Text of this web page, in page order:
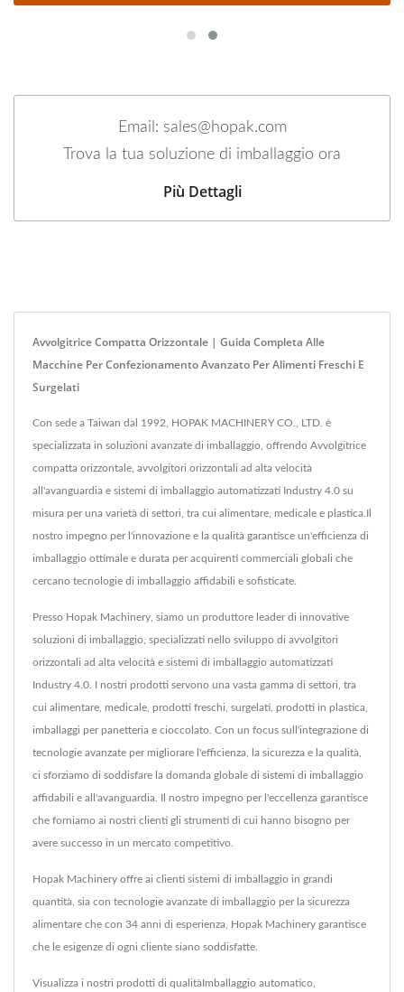
Email: sales@hopak.com
Trova la tua soluzione di imballaggio ora
Più Dettagli
Avvolgitrice Compatta Orizzontale | Guida Completa Alle
Macchine Per Confezionamento Avanzato Per Alimenti Freschi E
Surgelati
Con sede a Taiwan dal 1992, HOPAK MACHINERY CO., LTD. è
specializzata in soluzioni avanzate di imballaggio, offrendo Avvolgitrice
compatta orizzontale, avvolgitori orizzontali ad alta velocità
all'avanguardia e sistemi di imballaggio automatizzati Industry 4.0 su
misura per una varietà di settori, tra cui alimentare, medicale e plastica.Il
nostro impegno per l'innovazione e la qualità garantisce un'efficienza di
imballaggio ottimale e durata per acquirenti commerciali globali che
cercano tecnologie di imballaggio affidabili e sofisticate.
Presso Hopak Machinery, siamo un produttore leader di innovative
soluzioni di imballaggio, specializzati nello sviluppo di avvolgitori
orizzontali ad alta velocità e sistemi di imballaggio automatizzati
Industry 4.0. I nostri prodotti servono una vasta gamma di settori, tra
cui alimentare, medicale, prodotti freschi, surgelati, prodotti in plastica,
imballaggi per panetteria e cioccolato. Con un focus sull'integrazione di
tecnologie avanzate per migliorare l'efficienza, la sicurezza e la qualità,
ci sforziamo di soddisfare la domanda globale di sistemi di imballaggio
affidabili e all'avanguardia. Il nostro impegno per l'eccellenza garantisce
che forniamo ai nostri clienti gli strumenti di cui hanno bisogno per
avere successo in un mercato competitivo.
Hopak Machinery offre ai clienti sistemi di imballaggio in grandi
quantità, sia con tecnologie avanzate di imballaggio per la sicurezza
alimentare che con 34 anni di esperienza, Hopak Machinery garantisce
che le esigenze di ogni cliente siano soddisfatte.
Visualizza i nostri prodotti di qualitàImballaggio automatico